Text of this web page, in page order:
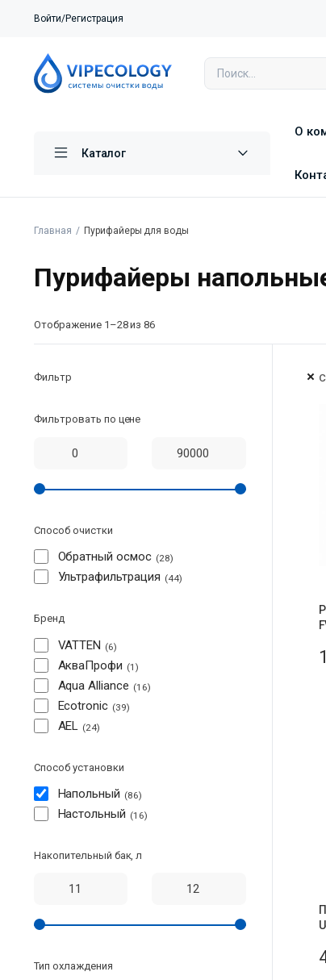
Войти/Регистрация
Каталог
О
Главная Пурифайеры для воды
Пурифайеры
Отображение 1–28 из 86
Фильтр
Фильтровать по цене
Способ очистки
Обратный осмос 28
Ультрафильтрация 44
Бренд
VATTEN 6
АкваПрофи 1
Aqua Alliance 16
Ecotronic 39
AEL 24
Способ установки
Напольный 86
Настольный 16
Накопительный бак, л
Тип охлаждения